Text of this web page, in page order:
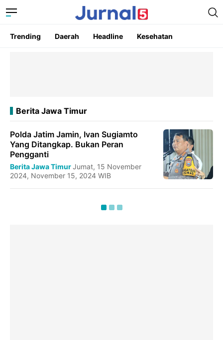
Trending Daerah Headline Kesehatan
Berita Jawa Timur
Polda Jatim Jamin, Ivan Sugiamto
Yang Ditangkap. Bukan Peran
Pengganti
Berita Jawa TimurJumat, 15 November
2024, November 15, 2024 WIB